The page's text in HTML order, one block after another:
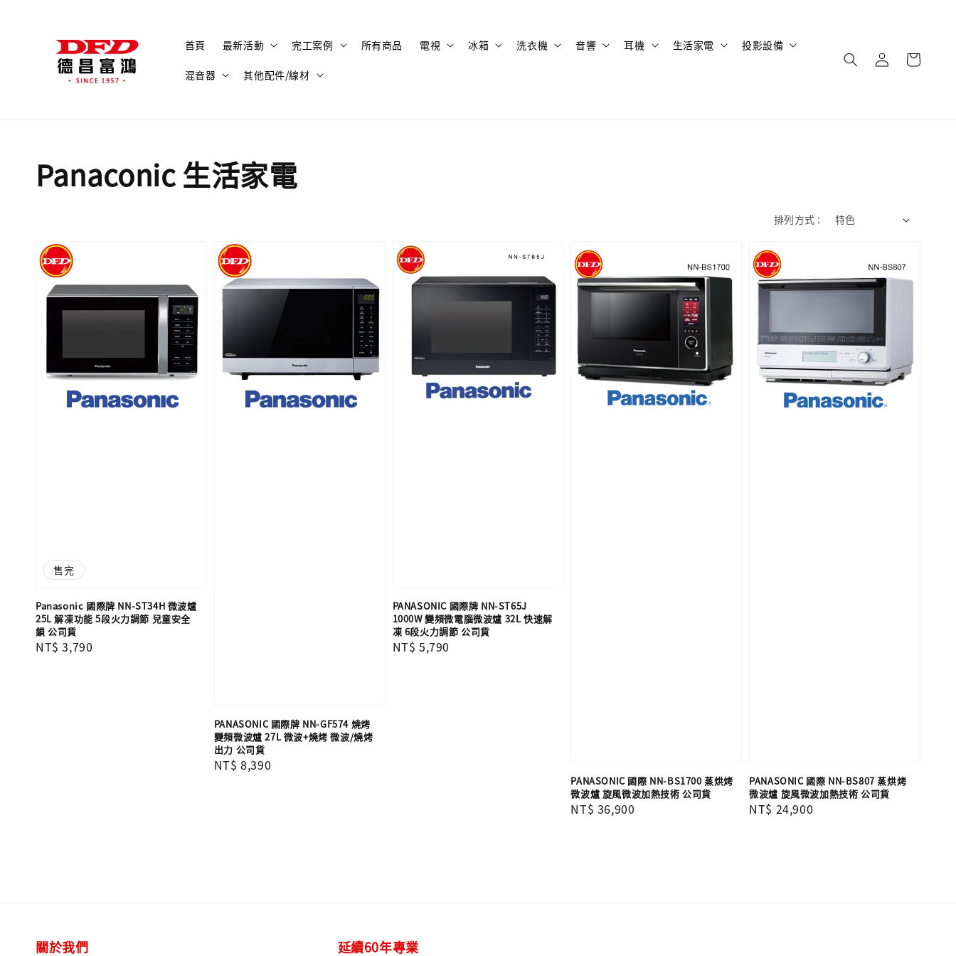
首頁 最新活動 完工案例 所有商品 電視 冰箱 洗衣機 音響 耳機 生活家電 投影設備
混音器 其他配件/線材
Panaconic 生活家電
排列方式 :
售完
Panasonic 國際牌 NN-ST34H 微波爐
25L 解凍功能 5段火力調節 兒童安全
鎖 公司貨
Regular
NT$ 3,790
PANASONIC 國際牌 NN-GF574 燒烤
變頻微波爐 27L 微波+燒烤 微波/燒烤
出力 公司貨
Regular
NT$ 8,390
PANASONIC 國際牌 NN-ST65J
1000W 變頻微電腦微波爐 32L 快速解
凍 6段火力調節 公司貨
Regular
NT$ 5,790
PANASONIC 國際 NN-BS1700 蒸烘烤
微波爐 旋風微波加熱技術 公司貨
Regular
NT$ 36,900
PANASONIC 國際 NN-BS807 蒸烘烤
微波爐 旋風微波加熱技術 公司貨
Regular
NT$ 24,900
關於我們 延續60年專業